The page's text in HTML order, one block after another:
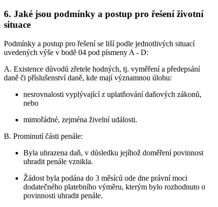
6. Jaké jsou podmínky a postup pro řešení životní
situace
Podmínky a postup pro řešení se liší podle jednotlivých situací
uvedených výše v bodě 04 pod písmeny A - D:
A. Existence důvodů zřetele hodných, tj. vyměření a předepsání
daně či příslušenství daně, kde mají významnou úlohu:
nesrovnalosti vyplývající z uplatňování daňových zákonů,
nebo
mimořádné, zejména živelní události.
B. Prominutí části penále:
Byla uhrazena daň, v důsledku jejíhož doměření povinnost
uhradit penále vznikla.
Žádost byla podána do 3 měsíců ode dne právní moci
dodatečného platebního výměru, kterým bylo rozhodnuto o
povinnosti uhradit penále.